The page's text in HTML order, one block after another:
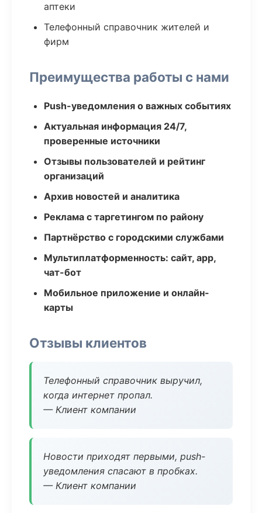
аптеки
Телефонный справочник жителей и
фирм
Преимущества работы с нами
Push-уведомления о важных событиях
Актуальная информация 24/7,
проверенные источники
Отзывы пользователей и рейтинг
организаций
Архив новостей и аналитика
Реклама с таргетингом по району
Партнёрство с городскими службами
Мультиплатформенность: сайт, app,
чат-бот
Мобильное приложение и онлайн-
карты
Отзывы клиентов
Телефонный справочник выручил,
когда интернет пропал.
— Клиент компании
Новости приходят первыми, push-
уведомления спасают в пробках.
— Клиент компании